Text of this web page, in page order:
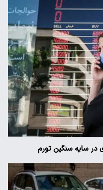
در سایه سنگین تورم